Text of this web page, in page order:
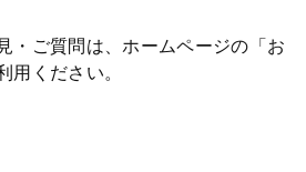
・ご質問は、ホームページの「お
用ください。